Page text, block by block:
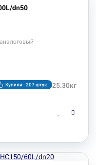
dn50
25.30кг
Купили : 207 штук